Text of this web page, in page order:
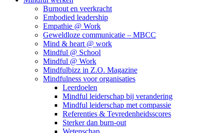
Burnout en veerkracht
Embodied leadership
Empathie @ Work
Geweldloze communicatie – MBCC
Mind & heart @ work
Mindful @ School
Mindful @ Work
Mindfulbizz in Z.O. Magazine
Mindfulness voor organisaties
Leerdoelen
Mindful leiderschap bij verandering
Mindful leiderschap met compassie
Referenties & Tevredenheidsscores
Sterker dan burn-out